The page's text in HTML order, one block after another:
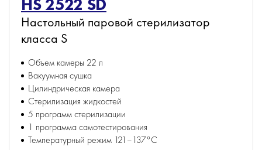
HS 2522 SD
Настольный паровой стерилизатор
класса S
Объем камеры 22 л
Вакуумная сушка
Цилиндрическая камера
Стерилизация жидкостей
5 программ стерилизации
1 программа самотестирования
Температурный режим 121–137°С